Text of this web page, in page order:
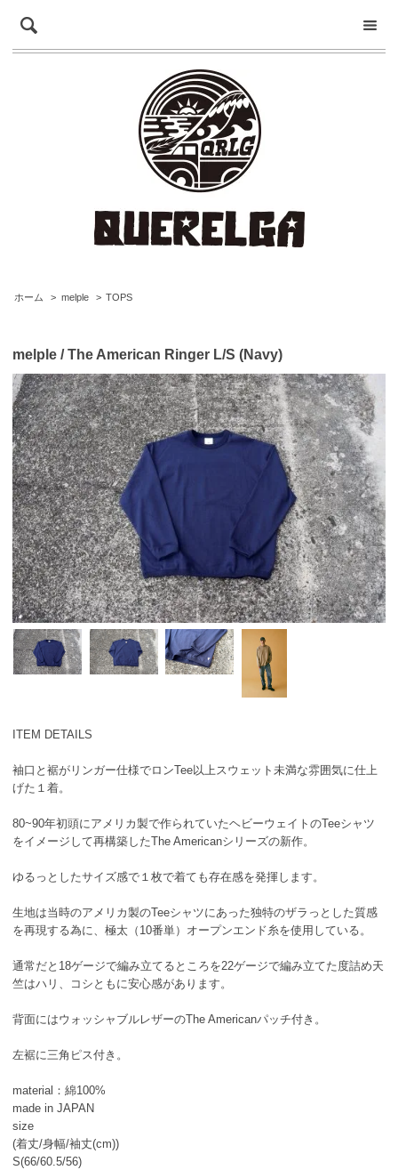
ホーム > melple > TOPS
melple / The American Ringer L/S (Navy)
ITEM DETAILS
袖口と裾がリンガー仕様でロンTee以上スウェット未満な雰囲気に仕上
げた１着。
80~90年初頭にアメリカ製で作られていたヘビーウェイトのTeeシャツ
をイメージして再構築したThe Americanシリーズの新作。
ゆるっとしたサイズ感で１枚で着ても存在感を発揮します。
生地は当時のアメリカ製のTeeシャツにあった独特のザラっとした質感
を再現する為に、極太（10番単）オープンエンド糸を使用している。
通常だと18ゲージで編み立てるところを22ゲージで編み立てた度詰め天
竺はハリ、コシともに安心感があります。
背面にはウォッシャブルレザーのThe Americanパッチ付き。
左裾に三角ピス付き。
material：綿100%
made in JAPAN
size
(着丈/身幅/袖丈(cm))
S(66/60.5/56)